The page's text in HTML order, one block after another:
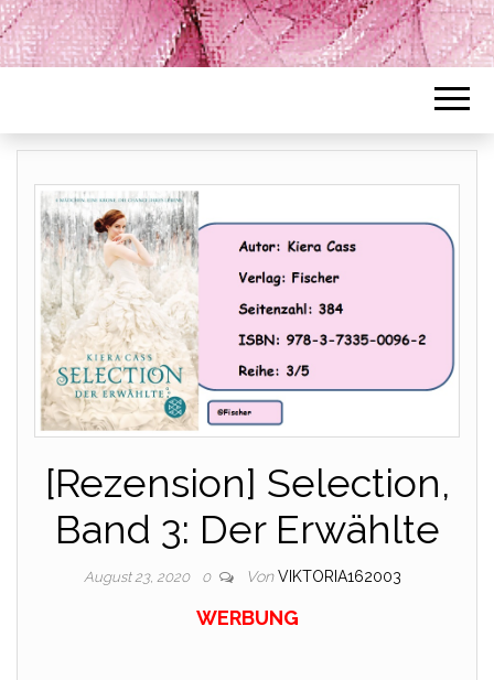
[Rezension] Selection,
Band 3: Der Erwählte
August 23, 2020 0 Von VIKTORIA162003
WERBUNG